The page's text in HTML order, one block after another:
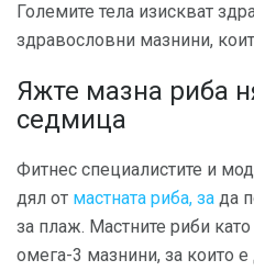
Големите тела изискват
здравословни мазнини,
Яжте мазна риба
седмица
Фитнес специалистите и
дял от мастната риба, за да
за плаж. Мастните риби
омега-3 мазнини, за които е